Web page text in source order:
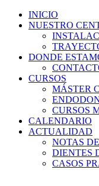
INICIO
NUESTRO
DONDE
CURSOS
MÁSTER
CURSOS
CALENDARIO
ACTUALIDAD
NOTAS
DIENTES
CASOS